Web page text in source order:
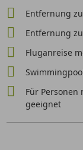
Entfernung
Entfernung
Fluganreise
Für
geeignet